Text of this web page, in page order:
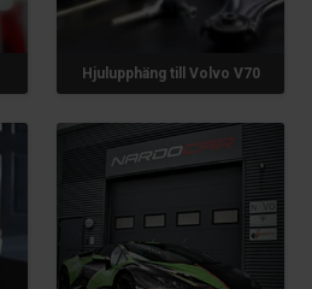
Hjulupphäng till Volvo V70